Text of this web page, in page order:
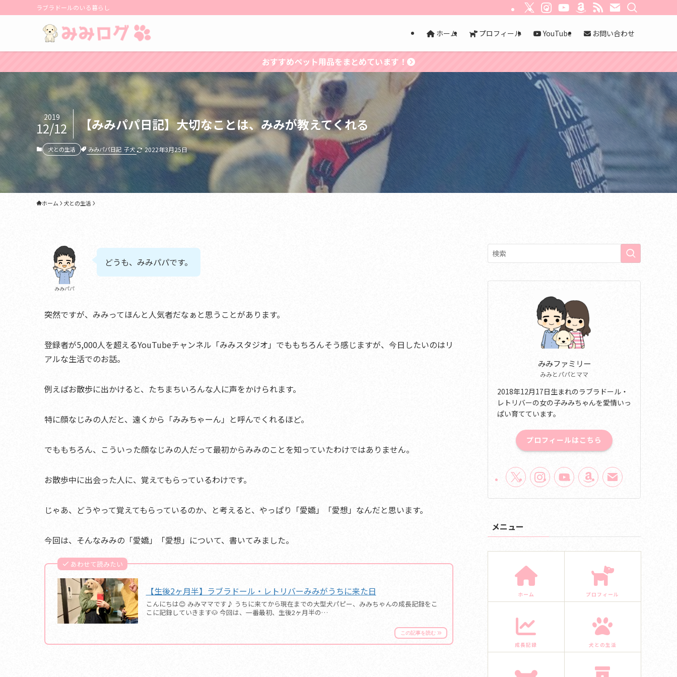
ラブラドールのいる暮らし
ホーム プロフィール YouTube お問い合わせ
おすすめペット用品をまとめています！
【みみパパ日記】大切なことは、みみが教えてくれる
2019
12/12
犬との生活 みみパパ日記 子犬 2022年3月25日
ホーム 犬との生活
みみパパ
どうも、みみパパです。
突然ですが、みみってほんと人気者だなぁと思うことがあります。
登録者が5,000人を超えるYouTubeチャンネル「みみスタジオ」でももちろんそう感じますが、 今日したいのはリ
アルな生活でのお話。
例えばお散歩に出かけると、たちまちいろんな人に声をかけられます。
特に顔なじみの人だと、遠くから「みみちゃーん」と呼んでくれるほど。
でももちろん、こういった顔なじみの人だって最初からみみのことを知っていたわけではありません。
お散歩中に出会った人に、覚えてもらっているわけです。
じゃあ、どうやって覚えてもらっているのか、と考えると、やっぱり「愛嬌」「愛想」なんだと思います。
今回は、 そんなみみの「愛嬌」「愛想」について、書いてみました。
あわせて読みたい
【生後2ヶ月半】ラブラドール・レトリバーみみがうちに来た日
こんにちは😊 みみママです♪ うちに来てから現在までの大型犬パピー、みみちゃんの成長記録をこ
こに記録していきます🐶 今回は、一番最初、生後2ヶ月半の…
みみファミリー
みみとパパとママ
2018年12月17日生まれのラブラドール・
レトリバーの女の子みみちゃんを愛情いっ
ぱい育てています。
プロフィールはこちら
メニュー
ホーム プロフィール
成長記録 犬との生活